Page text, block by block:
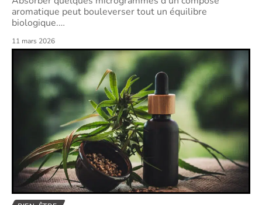
aromatique peut bouleverser tout un équilibre
biologique.…
11 mars 2026